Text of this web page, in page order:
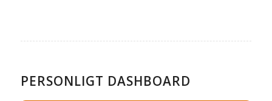
PERSONLIGT DASHBOARD